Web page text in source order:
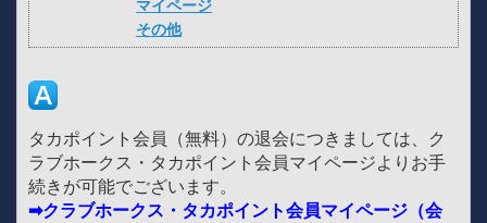
マイページ
その他
タカポイント会員（無料）の退会につきましては、ク
ラブホークス・タカポイント会員マイページよりお手
続きが可能でございます。
➡クラブホークス・タカポイント会員マイページ（会